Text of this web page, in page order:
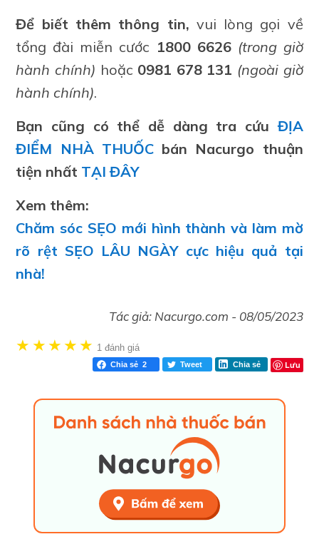
Để biết thêm thông tin, vui lòng gọi về
tổng đài miễn cước 1800 6626 (trong giờ
hành chính) hoặc 0981 678 131 (ngoài giờ
hành chính).
Bạn cũng có thể dễ dàng tra cứuĐỊA
ĐIỂM NHÀ THUỐCbán Nacurgo thuận
tiện nhất TẠI ĐÂY
Xem thêm:
Chăm sóc SẸO mới hình thành và làm mờ
rõ rệt SẸO LÂU NGÀY cực hiệu quả tại
nhà!
Tác giả: Nacurgo.com - 08/05/2023
★ ★★★★ 1 đánh giá
Chia sẻ 2 Tweet Chia sẻ Lưu